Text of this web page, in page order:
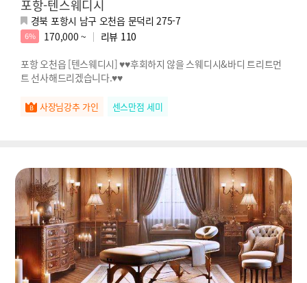
포항-텐스웨디시
경북 포항시 남구 오천읍 문덕리 275-7
6% 170,000 ~ 리뷰 110
포항 오천읍 [텐스웨디시] ♥♥후회하지 않을 스웨디시&바디 트리트먼
트 선사해드리겠습니다.♥♥
사장님강추 가인 센스만점 세미